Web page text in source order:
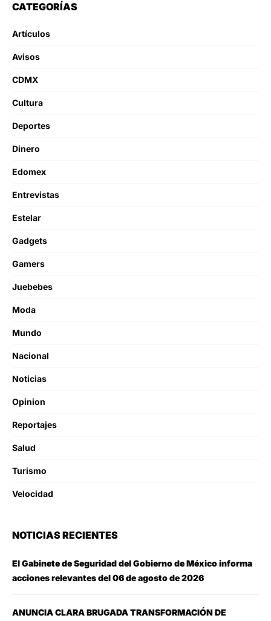
CATEGORÍAS
Artículos
Avisos
CDMX
Cultura
Deportes
Dinero
Edomex
Entrevistas
Estelar
Gadgets
Gamers
Juebebes
Moda
Mundo
Nacional
Noticias
Opinion
Reportajes
Salud
Turismo
Velocidad
NOTICIAS RECIENTES
El Gabinete de Seguridad del Gobierno de México informa
acciones relevantes del 06 de agosto de 2026
ANUNCIA CLARA BRUGADA TRANSFORMACIÓN DE